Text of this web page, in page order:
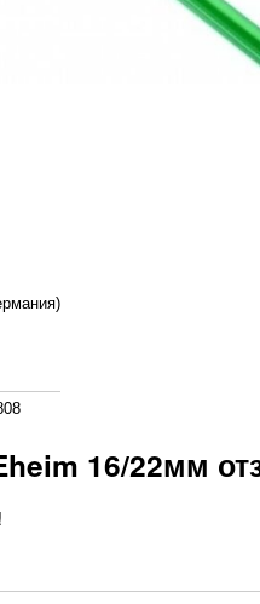
16/22мм